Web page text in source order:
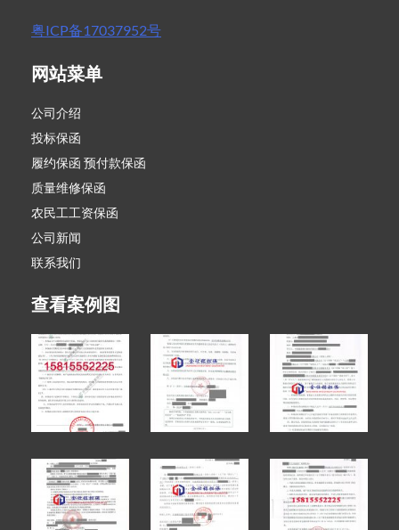
粤ICP备17037952号
网站菜单
公司介绍
投标保函
履约保函 预付款保函
质量维修保函
农民工工资保函
公司新闻
联系我们
查看案例图